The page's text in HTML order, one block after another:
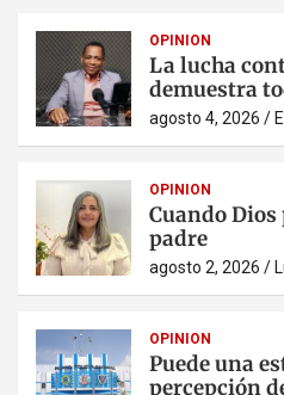
OPINION
La lucha
demuestra
agosto 4, 2026
OPINION
Cuando
padre
agosto 2, 2026
OPINION
Puede una
percepción